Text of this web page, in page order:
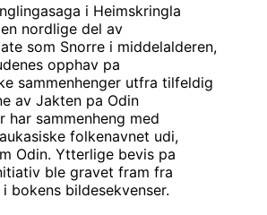
i Heimskringla
nordlige del av
som Snorre i middelalderen,
opphav pa
sammenhenger utfra tilfeldig
av Jakten pa Odin
sammenheng med
folkenavnet udi,
Odin. Ytterlige bevis pa
ble gravet fram fra
bokens bildesekvenser.